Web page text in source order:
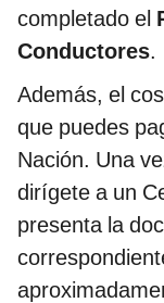
completado el
Conductores.
Además, el
que puedes
Nación. Una
dirígete a un
presenta la